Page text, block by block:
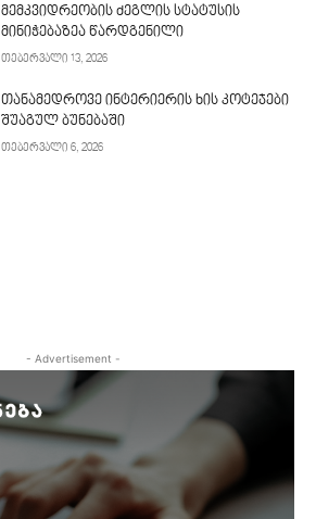
მემკვიდრეობის ძეგლის სტატუსის
მინიჭებაზეა წარდგენილი
თებერვალი 13, 2026
თანამედროვე ინტერიერის ხის კოტეჯები
შუაგულ ბუნებაში
თებერვალი 6, 2026
- Advertisement -